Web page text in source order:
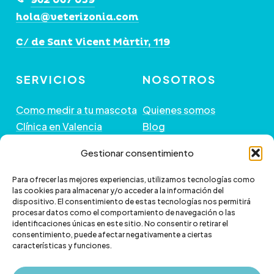
Gestionar consentimiento
Para ofrecer las mejores experiencias, utilizamos tecnologías como
las cookies para almacenar y/o acceder a la información del
dispositivo. El consentimiento de estas tecnologías nos permitirá
procesar datos como el comportamiento de navegación o las
identificaciones únicas en este sitio. No consentir o retirar el
consentimiento, puede afectar negativamente a ciertas
características y funciones.
hola@veterizonia.com
C/ de Sant Vicent Màrtir, 119
SERVICIOS
Como medir a tu mascota
Clínica en Valencia
NOSOTROS
Quienes somos
Blog
GUÍA DE COMPRA
Preguntas frecuentes
Paga a plazos con Klarna
Paga a plazos con
scalapay
+ INFORMACIÓN
Política de envío
Cambios y devoluciones
Política de Privacidad